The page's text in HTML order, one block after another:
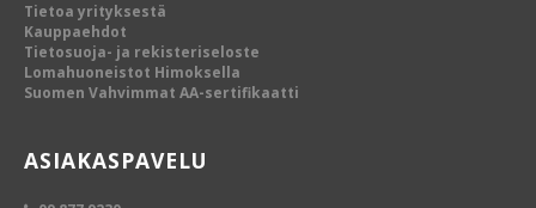
Tietoa yrityksestä
Kauppaehdot
Tietosuoja- ja rekisteriseloste
Lomahuoneistot Himoksella
Suomen Vahvimmat AA-sertifikaatti
ASIAKASPAVELU